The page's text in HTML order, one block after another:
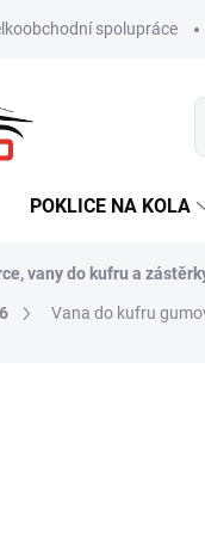
spolupráce
POKLICE NA KOLA
vany do kufru a
Vana do kufru